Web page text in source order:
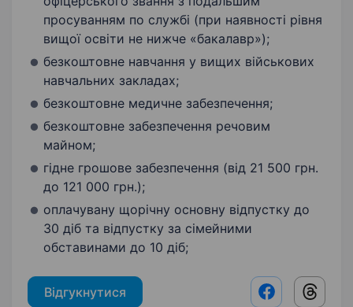
просуванням по службі (при наявності рівня
вищої освіти не нижче «бакалавр»);
безкоштовне навчання у вищих військових
навчальних закладах;
безкоштовне медичне забезпечення;
безкоштовне забезпечення речовим
майном;
гідне грошове забезпечення (від 21 500 грн.
до 121 000 грн.);
оплачувану щорічну основну відпустку до
30 діб та відпустку за сімейними
обставинами до 10 діб;
Відгукнутися Facebook